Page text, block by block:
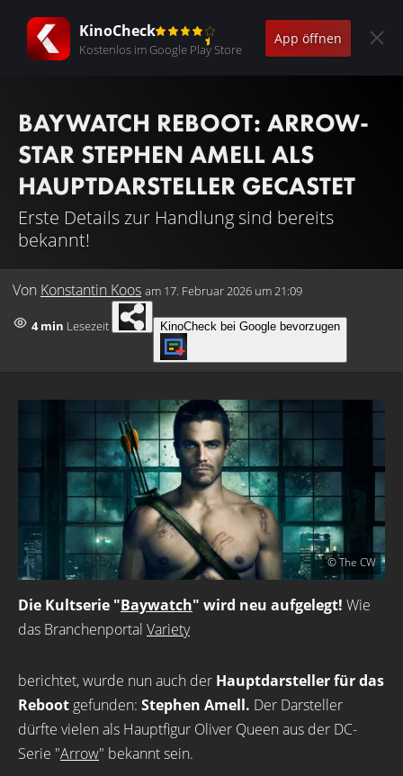
KinoCheck
Kostenlos im Google Play Store
App öffnen
BAYWATCH REBOOT: ARROW-
STAR STEPHEN AMELL ALS
HAUPTDARSTELLER GECASTET
Erste Details zur Handlung sind bereits
bekannt!
Von Konstantin Koos am 17. Februar 2026 um 21:09
4 min Lesezeit KinoCheck bei Google bevorzugen
© The CW
Die Kultserie "Baywatch" wird neu aufgelegt! Wie
das Branchenportal Variety
berichtet, wurde nun auch der Hauptdarsteller für das
Reboot gefunden: Stephen Amell. Der Darsteller
dürfte vielen als Hauptfigur Oliver Queen aus der DC-
Serie "Arrow" bekannt sein.